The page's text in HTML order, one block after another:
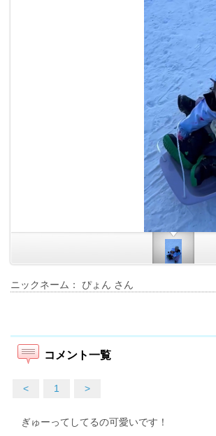
ニックネーム： ぴょん さん
コメント一覧
< 1 >
ぎゅーってしてるの可愛いです！